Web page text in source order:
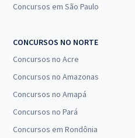
Concursos em São Paulo
CONCURSOS NO NORTE
Concursos no Acre
Concursos no Amazonas
Concursos no Amapá
Concursos no Pará
Concursos em Rondônia